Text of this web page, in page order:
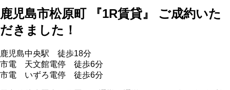
鹿児島市松原町 『1R賃貸』 ご成約いた
だきました！
鹿児島中央駅 徒歩18分
市電 天文館電停 徒歩6分
市電 いずろ電停 徒歩6分